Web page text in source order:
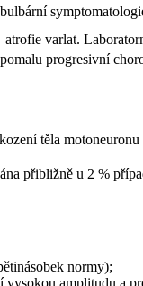
bulbární
atrofie varlat.
progresivní
těla
přibližně u 2 %
normy);